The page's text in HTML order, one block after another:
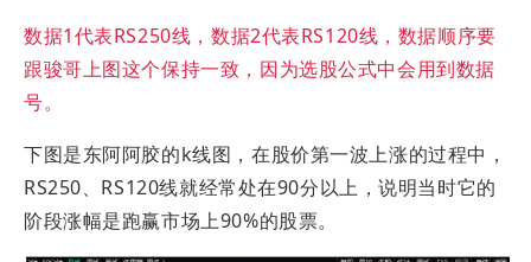
数据1代表RS250线，数据2代表RS120线，数据顺序要
跟骏哥上图这个保持一致，因为选股公式中会用到数据
号。
下图是东阿阿胶的k线图，在股价第一波上涨的过程中，
RS250、RS120线就经常处在90分以上，说明当时它的
阶段涨幅是跑赢市场上90%的股票。